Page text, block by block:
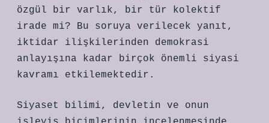
özgül bir varlık, bir tür kolektif
irade mi? Bu soruya verilecek yanıt,
iktidar ilişkilerinden demokrasi
anlayışına kadar birçok önemli siyasi
kavramı etkilemektedir.
Siyaset bilimi, devletin ve onun